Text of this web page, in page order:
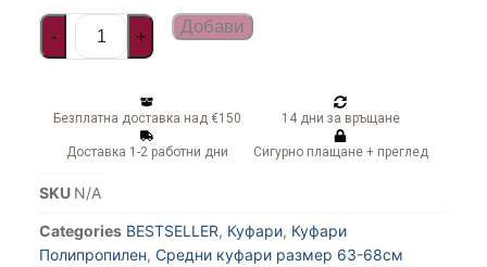
- + Добави
Безплатна доставка над €150 14 дни за връщане
Доставка 1-2 работни дни Сигурно плащане + преглед
SKU N/A
Categories BESTSELLER, Куфари, Куфари
Полипропилен, Средни куфари размер 63-68см